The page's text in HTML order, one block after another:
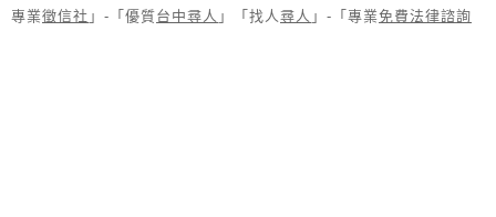
專業徵信社 」-「優質台中尋人 」「找人 尋人 」-「專業免費法律諮詢